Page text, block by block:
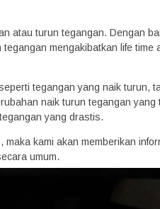
atau turun tegangan. Dengan
mengakibatkan life time
tegangan yang naik turun,
naik turun tegangan yang
yang drastis.
kami akan memberikan
umum.